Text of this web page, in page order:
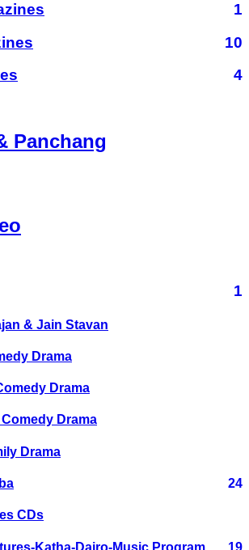
1
10
4
Panchang
1
& Jain Stavan
Drama
Drama
Comedy Drama
Drama
24
CDs
Katha-Dairo-Music Program 19